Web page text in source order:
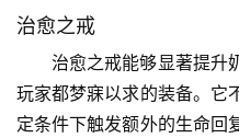
治愈之戒
治愈之戒能够显著提升
玩家都梦寐以求的装备。它
定条件下触发额外的生命回